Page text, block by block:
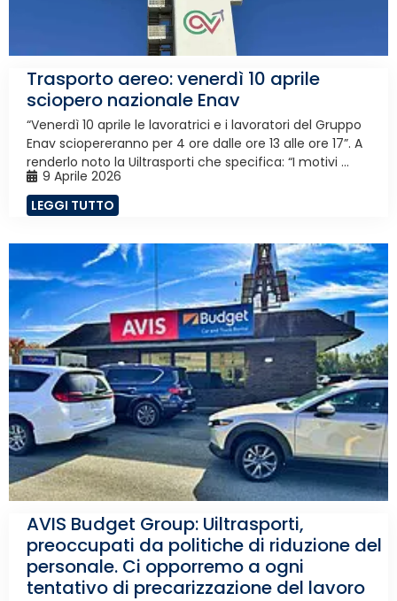
Trasporto aereo: venerdì 10 aprile
sciopero nazionale Enav
“Venerdì 10 aprile le lavoratrici e i lavoratori del Gruppo
Enav sciopereranno per 4 ore dalle ore 13 alle ore 17”. A
renderlo noto la Uiltrasporti che specifica: “I motivi ...
9 Aprile 2026
LEGGI TUTTO
AVIS Budget Group: Uiltrasporti,
preoccupati da politiche di riduzione del
personale. Ci opporremo a ogni
tentativo di precarizzazione del lavoro